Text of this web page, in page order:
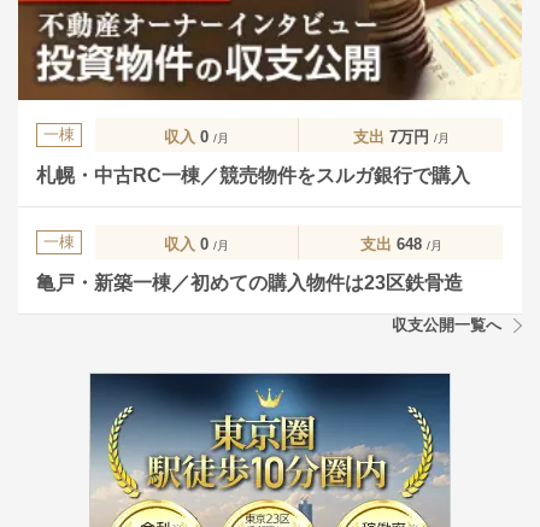
一棟 収入 0 /月 支出 7万円 /月
札幌・中古RC一棟／競売物件をスルガ銀行で購入
一棟 収入 0 /月 支出 648 /月
亀戸・新築一棟／初めての購入物件は23区鉄骨造
収支公開一覧へ